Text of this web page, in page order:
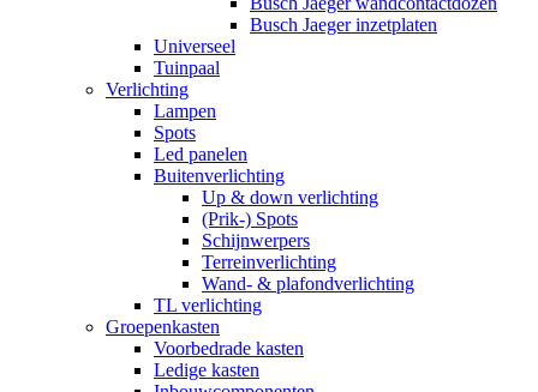
Busch Jaeger inzetplaten
Universeel
Tuinpaal
Verlichting
Lampen
Spots
Led panelen
Buitenverlichting
Up & down verlichting
(Prik-) Spots
Schijnwerpers
Terreinverlichting
Wand- & plafondverlichting
TL verlichting
Groepenkasten
Voorbedrade kasten
Ledige kasten